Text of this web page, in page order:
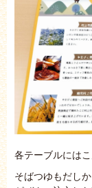
各テーブルには
そばつゆもだし